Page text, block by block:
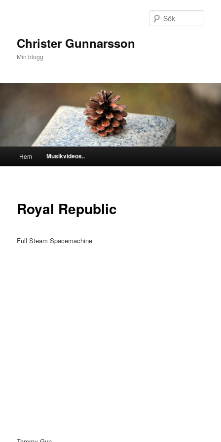
Christer Gunnarsson
Min blogg
Hem Musikvideos..
Royal Republic
Full Steam Spacemachine